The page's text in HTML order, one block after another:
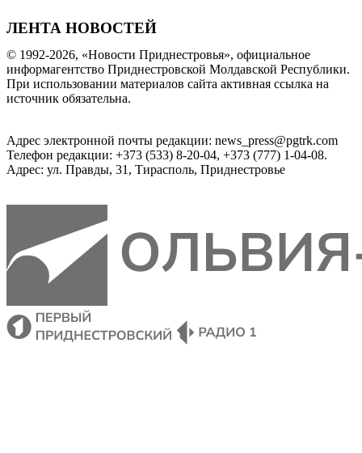
ЛЕНТА НОВОСТЕЙ
© 1992-2026, «Новости Приднестровья», официальное
информагентство Приднестровской Молдавской Республики.
При использовании материалов сайта активная ссылка на
источник обязательна.
Адрес электронной почты редакции: news_press@pgtrk.com
Телефон редакции: +373 (533) 8-20-04, +373 (777) 1-04-08.
Адрес: ул. Правды, 31, Тирасполь, Приднестровье